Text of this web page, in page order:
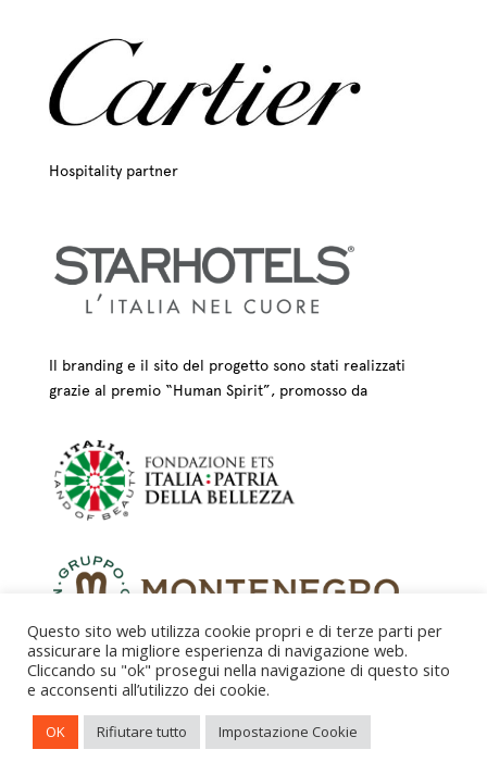
Hospitality partner
Il branding e il sito del progetto sono stati realizzati
grazie al premio “Human Spirit”, promosso da
CREDITS – © FONDAZIONE COLOGNI DEI MESTIERI
D’ARTE ETS 2025
Questo sito web utilizza cookie propri e di terze parti per
assicurare la migliore esperienza di navigazione web.
Cliccando su "ok" prosegui nella navigazione di questo sito
e acconsenti all’utilizzo dei cookie.
OK Rifiutare tutto Impostazione Cookie